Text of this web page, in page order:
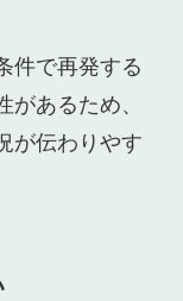
件で再発する
あるため、
が伝わりやす